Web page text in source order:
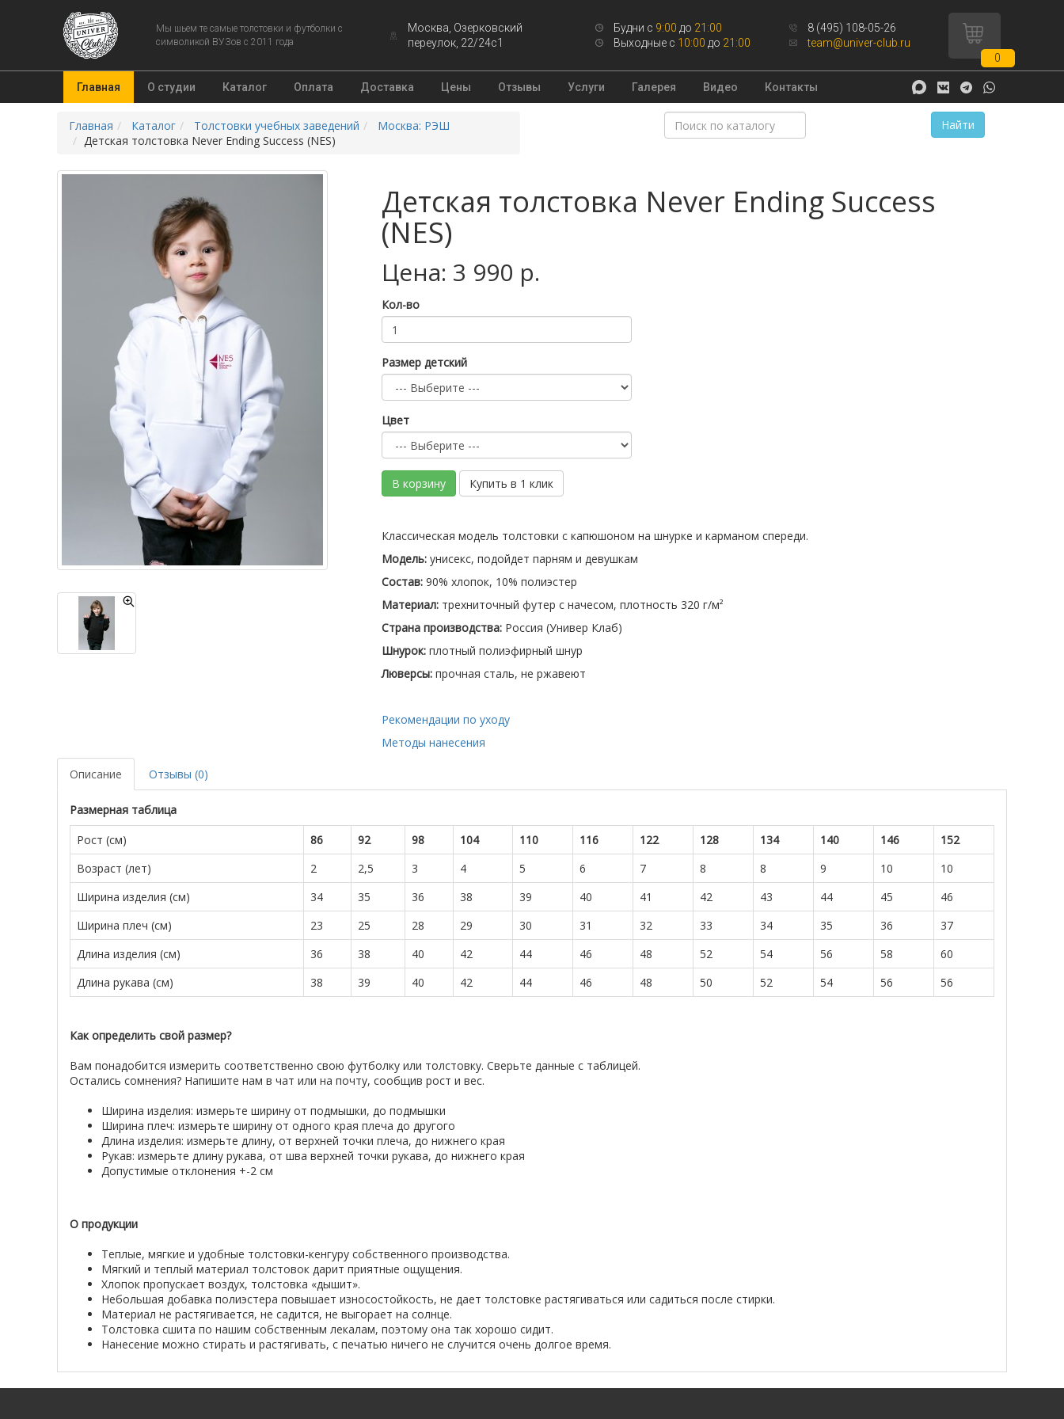
Мы шьем те самые толстовки и футболки с
символикой ВУЗов с 2011 года
Москва, Озерковский
переулок, 22/24с1
Будни с 9:00 до 21:00
Выходные с 10:00 до 21:00
8 (495) 108-05-26
team@univer-club.ru
0
Главная О студии Каталог Оплата Доставка Цены Отзывы Услуги Галерея Видео Контакты
Главная Каталог Толстовки учебных заведений
Москва: РЭШ
Детская толстовка Never Ending Success (NES)
Найти
Детская толстовка Never Ending Success
(NES)
Цена: 3 990 р.
Кол-во
Размер детский
Цвет
В корзину Купить в 1 клик
Классическая модель толстовки с капюшоном на шнурке и карманом спереди.
Модель:унисекс, подойдет парням и девушкам
Состав:90% хлопок, 10% полиэстер
Материал: трехниточный футер с начесом, плотность 320 г/м²
Страна производства: Россия (Универ Клаб)
Шнурок:плотный полиэфирный шнур
Люверсы: прочная сталь, не ржавеют
Рекомендации по уходу
Методы нанесения
Описание Отзывы (0)
Размерная таблица
Рост (см)
86 92 98 104 110 116 122 128 134 140 146
152
Возраст (лет)
2 2,5 3 4 5 6 7 8 8 9 10
10
Ширина изделия (см)
34 35 36 38 39 40 41 42 43 44 45
46
Ширина плеч (см)
23 25 28 29 30 31 32 33 34 35 36
37
Длина изделия (см)
36 38 40 42 44 46 48 52 54 56 58
60
Длина рукава (см)
38 39 40 42 44 46 48 50 52 54 56 56
Как определить свой размер?
Вам понадобится измерить соответственно свою футболку или толстовку. Сверьте данные с таблицей.
Остались сомнения? Напишите нам в чат или на почту, сообщив рост и вес.
Ширина изделия: измерьте ширину от подмышки, до подмышки
Ширина плеч: измерьте ширину от одного края плеча до другого
Длина изделия: измерьте длину, от верхней точки плеча, до нижнего края
Рукав: измерьте длину рукава, от шва верхней точки рукава, до нижнего края
Допустимые отклонения +-2 см
О продукции
Теплые, мягкие и удобные толстовки-кенгуру собственного производства.
Мягкий и теплый материал толстовок дарит приятные ощущения.
Хлопок пропускает воздух, толстовка «дышит».
Небольшая добавка полиэстера повышает износостойкость, не дает толстовке растягиваться или садиться после стирки.
Материал не растягивается, не садится, не выгорает на солнце.
Толстовка сшита по нашим собственным лекалам, поэтому она так хорошо сидит.
Нанесение можно стирать и растягивать, с печатью ничего не случится очень долгое время.